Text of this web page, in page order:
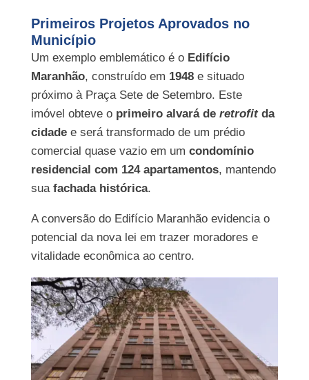
Primeiros Projetos Aprovados no
Município
Um exemplo emblemático é o Edifício
Maranhão, construído em 1948e situado
próximo à Praça Sete de Setembro. Este
imóvel obteve o primeiro alvará de retrofit da
cidadee será transformado de um prédio
comercial quase vazio em um condomínio
residencial com 124 apartamentos, mantendo
sua fachada histórica.
A conversão do Edifício Maranhão evidencia o
potencial da nova lei em trazer moradores e
vitalidade econômica ao centro.